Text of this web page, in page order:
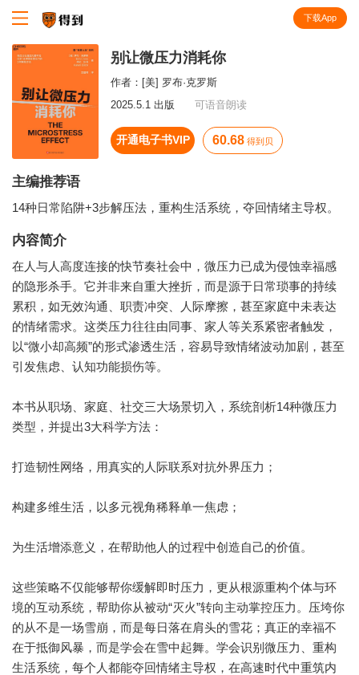
下载App
别让微压力消耗你
作者： [美] 罗布·克罗斯
2025.5.1 出版
可语音朗读
开通电子书VIP 60.68 得到贝
主编推荐语
14种日常陷阱+3步解压法，重构生活系统，夺回情绪主导权。
内容简介
在人与人高度连接的快节奏社会中，微压力已成为侵蚀幸福感
的隐形杀手。它并非来自重大挫折，而是源于日常琐事的持续
累积，如无效沟通、职责冲突、人际摩擦，甚至家庭中未表达
的情绪需求。这类压力往往由同事、家人等关系紧密者触发，
以“微小却高频”的形式渗透生活，容易导致情绪波动加剧，甚至
引发焦虑、认知功能损伤等。
本书从职场、家庭、社交三大场景切入，系统剖析14种微压力
类型，并提出3大科学方法：
打造韧性网络，用真实的人际联系对抗外界压力；
构建多维生活，以多元视角稀释单一焦虑；
为生活增添意义，在帮助他人的过程中创造自己的价值。
这些策略不仅能够帮你缓解即时压力，更从根源重构个体与环
境的互动系统，帮助你从被动“灭火”转向主动掌控压力。压垮你
的从不是一场雪崩，而是每日落在肩头的雪花；真正的幸福不
在于抵御风暴，而是学会在雪中起舞。学会识别微压力、重构
生活系统，每个人都能夺回情绪主导权，在高速时代中重筑内